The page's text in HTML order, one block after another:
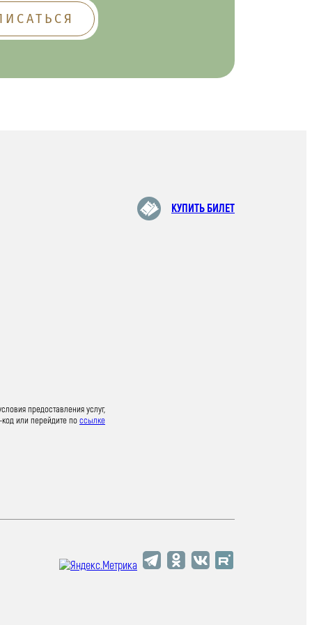
КУПИТЬ БИЛЕТ
предоставления услуг,
код или перейдите поссылке